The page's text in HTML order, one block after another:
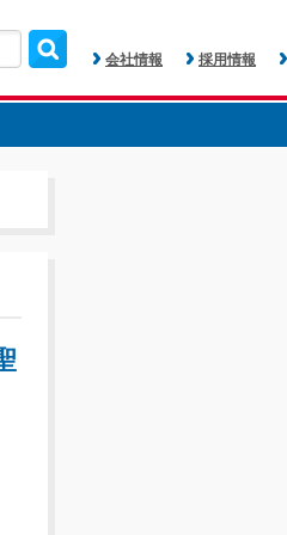
会社情報 採用情報